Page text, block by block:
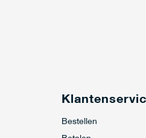
Bestellen